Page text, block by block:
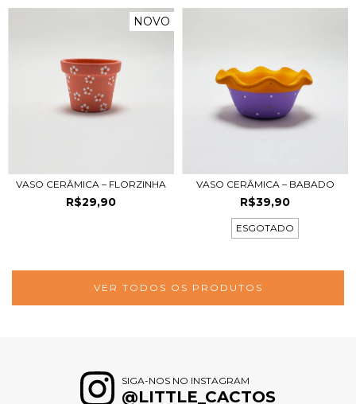
NOVO
VASO CERÂMICA – FLORZINHA
R$29,90
VASO CERÂMICA – BABADO
R$39,90
ESGOTADO
VER TODOS OS PRODUTOS
SIGA-NOS NO INSTAGRAM
@LITTLE_CACTOS